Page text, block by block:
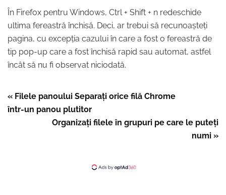
În Firefox pentru Windows, Ctrl + Shift + n redeschide
ultima fereastră închisă. Deci, ar trebui să recunoașteți
pagina, cu excepția cazului în care a fost o fereastră de
tip pop-up care a fost închisă rapid sau automat, astfel
încât să nu fi observat niciodată.
« Filele panoului Separați orice filă Chrome
într-un panou plutitor
Organizați filele în grupuri pe care le puteți
numi »